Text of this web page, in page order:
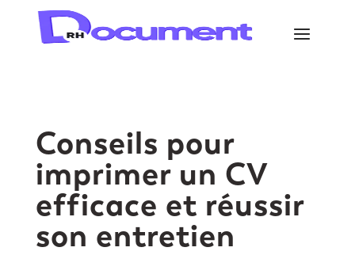
Conseils pour
imprimer un CV
efficace et réussir
son entretien